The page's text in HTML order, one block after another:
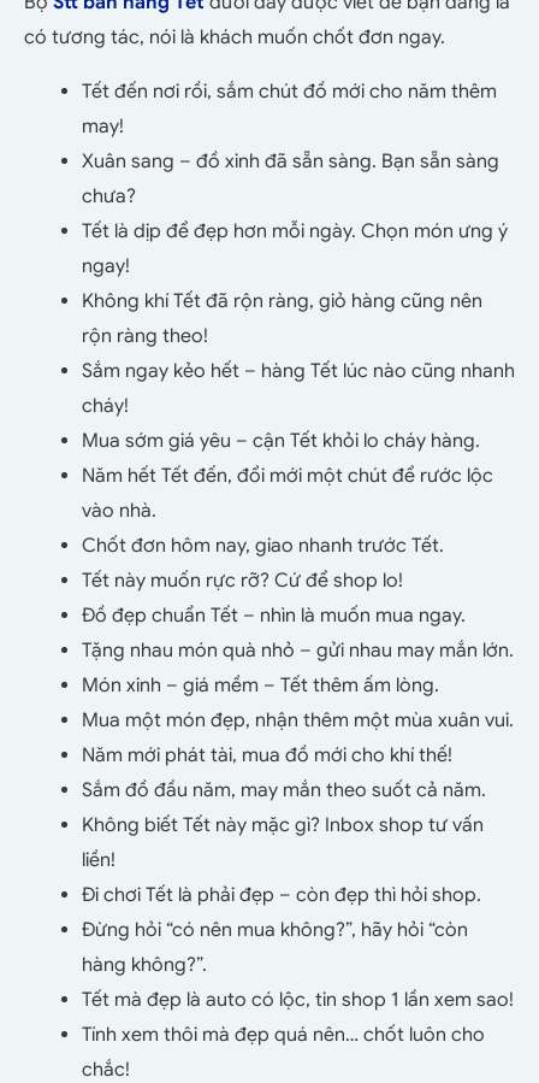
có tương tác, nói là khách muốn chốt đơn ngay.
Tết đến nơi rồi, sắm chút đồ mới cho năm thêm
may!
Xuân sang – đồ xinh đã sẵn sàng. Bạn sẵn sàng
chưa?
Tết là dịp để đẹp hơn mỗi ngày. Chọn món ưng ý
ngay!
Không khí Tết đã rộn ràng, giỏ hàng cũng nên
rộn ràng theo!
Sắm ngay kẻo hết – hàng Tết lúc nào cũng nhanh
cháy!
Mua sớm giá yêu – cận Tết khỏi lo cháy hàng.
Năm hết Tết đến, đổi mới một chút để rước lộc
vào nhà.
Chốt đơn hôm nay, giao nhanh trước Tết.
Tết này muốn rực rỡ? Cứ để shop lo!
Đồ đẹp chuẩn Tết – nhìn là muốn mua ngay.
Tặng nhau món quà nhỏ – gửi nhau may mắn lớn.
Món xinh – giá mềm – Tết thêm ấm lòng.
Mua một món đẹp, nhận thêm một mùa xuân vui.
Năm mới phát tài, mua đồ mới cho khí thế!
Sắm đồ đầu năm, may mắn theo suốt cả năm.
Không biết Tết này mặc gì? Inbox shop tư vấn
liền!
Đi chơi Tết là phải đẹp – còn đẹp thì hỏi shop.
Đừng hỏi “có nên mua không?”, hãy hỏi “còn
hàng không?”.
Tết mà đẹp là auto có lộc, tin shop 1 lần xem sao!
Tính xem thôi mà đẹp quá nên… chốt luôn cho
chắc!